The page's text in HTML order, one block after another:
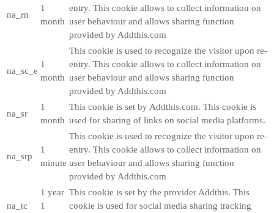
na_rn
1
month
entry. This cookie allows to collect information on
user behaviour and allows sharing function
provided by Addthis.com
na_sc_e
1
month
This cookie is used to recognize the visitor upon re-
entry. This cookie allows to collect information on
user behaviour and allows sharing function
provided by Addthis.com
na_sr
1
month
This cookie is set by Addthis.com. This cookie is
used for sharing of links on social media platforms.
na_srp
1
minute
This cookie is used to recognize the visitor upon re-
entry. This cookie allows to collect information on
user behaviour and allows sharing function
provided by Addthis.com
na_tc
1 year
1
This cookie is set by the provider Addthis. This
cookie is used for social media sharing tracking